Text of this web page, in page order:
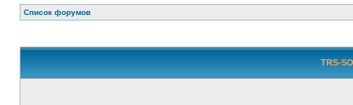
Список форумов
TRS-